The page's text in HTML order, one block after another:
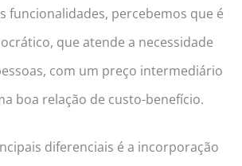
funcionalidades, percebemos que é
que atende a necessidade
com um preço intermediário
boa relação de custo-benefício.
diferenciais é a incorporação